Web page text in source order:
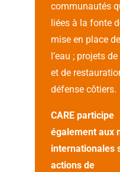
communautés
liées à la fonte
mise en place
l’eau ; projets
et de
défense côtiers.
CARE participe
également aux
internationales
actions de